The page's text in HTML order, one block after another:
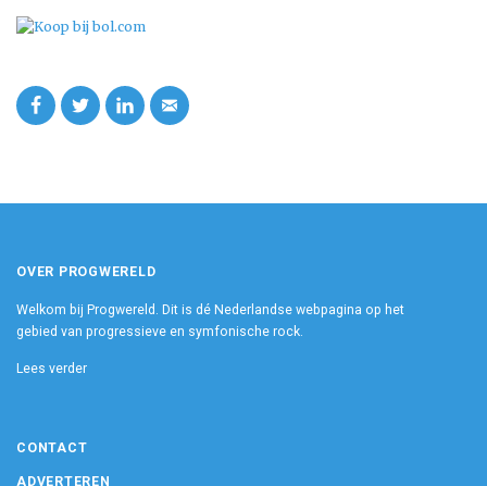
OVER PROGWERELD
Welkom bij Progwereld. Dit is dé Nederlandse webpagina op het
gebied van progressieve en symfonische rock.
Lees verder
CONTACT
ADVERTEREN